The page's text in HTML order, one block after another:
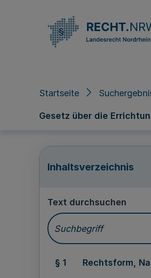
Startseite
Gesetz über die
Inhaltsverzeichnis
Text durchsuchen
§ 1 Rechtsform,